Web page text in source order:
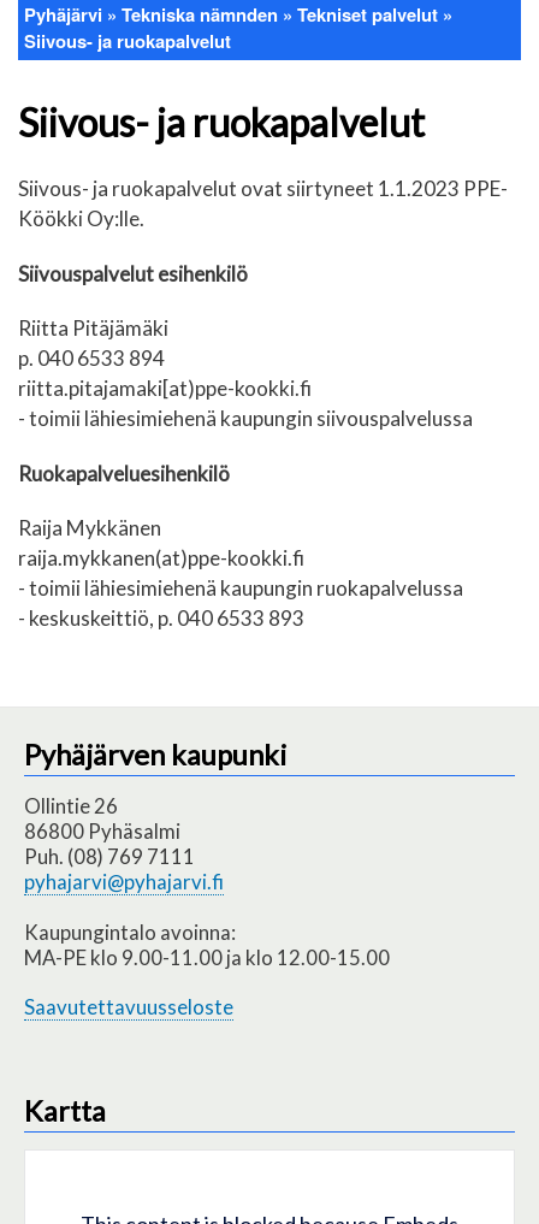
Länkstig
Pyhäjärvi Tekniska nämnden
Tekniset palvelut
Siivous- ja ruokapalvelut
Siivous- ja ruokapalvelut
Siivous- ja ruokapalvelut ovat siirtyneet 1.1.2023 PPE-
Köökki Oy:lle.
Siivouspalvelut esihenkilö
Riitta Pitäjämäki
p. 040 6533 894
riitta.pitajamaki[at)ppe-kookki.fi
- toimii lähiesimiehenä kaupungin siivouspalvelussa
Ruokapalveluesihenkilö
Raija Mykkänen
raija.mykkanen(at)ppe-kookki.fi
- toimii lähiesimiehenä kaupungin ruokapalvelussa
- keskuskeittiö, p. 040 6533 893
Pyhäjärven kaupunki
Ollintie 26
86800 Pyhäsalmi
Puh. (08) 769 7111
pyhajarvi@pyhajarvi.fi
Kaupungintalo avoinna:
MA-PE klo 9.00-11.00 ja klo 12.00-15.00
Saavutettavuusseloste
Kartta